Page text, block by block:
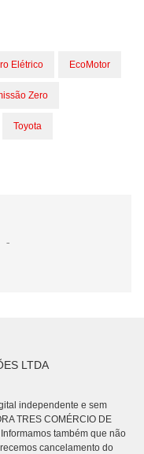
Elétrico EcoMotor
Zero
Toyota
LTDA
independente e sem
TRES COMÉRCIO DE
também que não
cancelamento do